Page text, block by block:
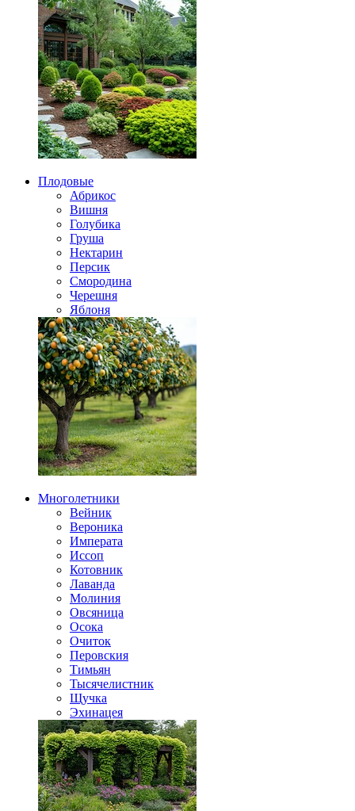
Плодовые
Абрикос
Вишня
Голубика
Груша
Нектарин
Персик
Смородина
Черешня
Яблоня
Многолетники
Вейник
Вероника
Императа
Иссоп
Котовник
Лаванда
Молиния
Овсяница
Осока
Очиток
Перовския
Тимьян
Тысячелистник
Щучка
Эхинацея